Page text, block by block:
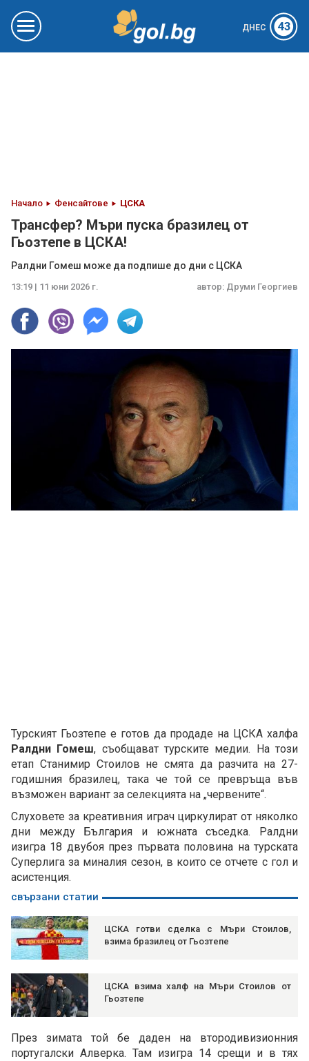
ДНЕС 43
Начало Фенсайтове ЦСКА
Трансфер? Мъри пуска бразилец от
Гьозтепе в ЦСКА!
Ралдни Гомеш може да подпише до дни с ЦСКА
13:19 | 11 юни 2026 г. автор: Друми Георгиев
Турският Гьозтепе е готов да продаде на ЦСКА халфа
Ралдни Гомеш, съобщават турските медии. На този
етап Станимир Стоилов не смята да разчита на 27-
годишния бразилец, така че той се превръща във
възможен вариант за селекцията на „червените“.
Слуховете за креативния играч циркулират от няколко
дни между България и южната съседка. Ралдни
изигра 18 двубоя през първата половина на турската
Суперлига за миналия сезон, в които се отчете с гол и
асистенция.
свързани статии
ЦСКА готви сделка с Мъри Стоилов,
взима бразилец от Гьозтепе
ЦСКА взима халф на Мъри Стоилов от
Гьозтепе
През зимата той бе даден на втородивизионния
португалски Алверка. Там изигра 14 срещи и в тях